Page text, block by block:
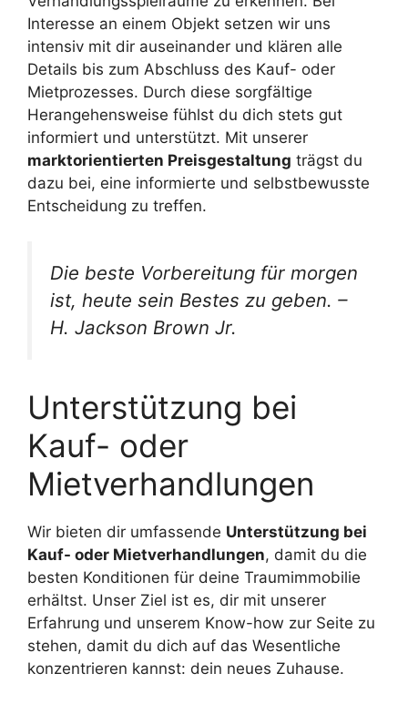
Interesse an einem Objekt setzen wir uns
intensiv mit dir auseinander und klären alle
Details bis zum Abschluss des Kauf- oder
Mietprozesses. Durch diese sorgfältige
Herangehensweise fühlst du dich stets gut
informiert und unterstützt. Mit unserer
marktorientierten Preisgestaltung trägst du
dazu bei, eine informierte und selbstbewusste
Entscheidung zu treffen.
Die beste Vorbereitung für morgen
ist, heute sein Bestes zu geben. –
H. Jackson Brown Jr.
Unterstützung bei
Kauf- oder
Mietverhandlungen
Wir bieten dir umfassende Unterstützung bei
Kauf- oder Mietverhandlungen, damit du die
besten Konditionen für deine Traumimmobilie
erhältst. Unser Ziel ist es, dir mit unserer
Erfahrung und unserem Know-how zur Seite zu
stehen, damit du dich auf das Wesentliche
konzentrieren kannst: dein neues Zuhause.